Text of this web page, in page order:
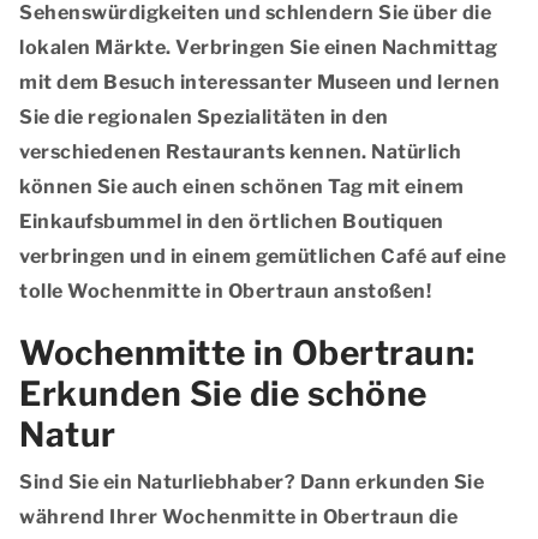
Sehenswürdigkeiten und schlendern Sie über die
lokalen Märkte. Verbringen Sie einen Nachmittag
mit dem Besuch interessanter Museen und lernen
Sie die regionalen Spezialitäten in den
verschiedenen Restaurants kennen. Natürlich
können Sie auch einen schönen Tag mit einem
Einkaufsbummel in den örtlichen Boutiquen
verbringen und in einem gemütlichen Café auf eine
tolle Wochenmitte in Obertraun anstoßen!
Wochenmitte in Obertraun:
Erkunden Sie die schöne
Natur
Sind Sie ein Naturliebhaber? Dann erkunden Sie
während Ihrer Wochenmitte in Obertraun die